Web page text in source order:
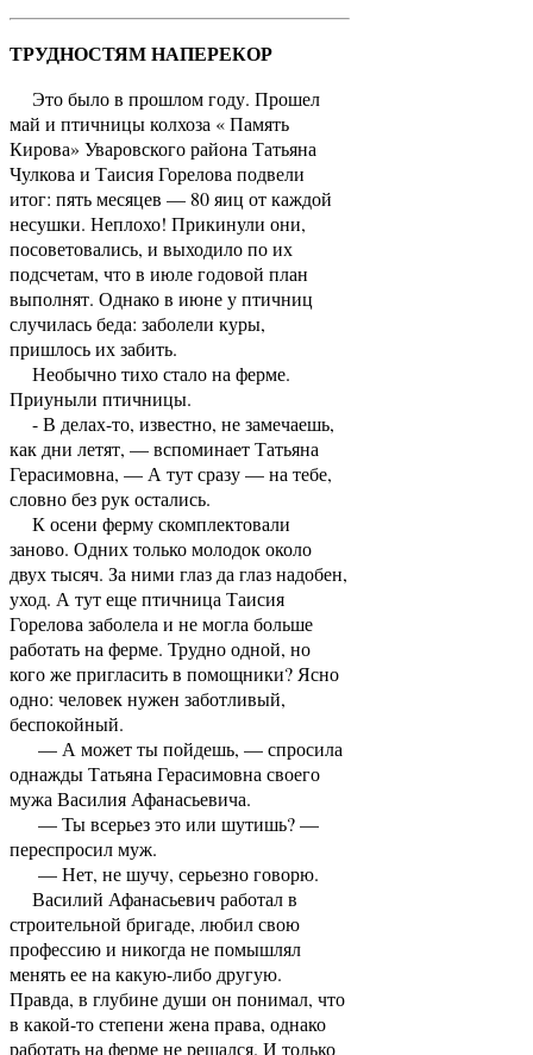
ТРУДНОСТЯМ НАПЕРЕКОР
Это было в прошлом году. Прошел
май и птичницы колхоза « Память
Кирова» Уваровского района Татьяна
Чулкова и Таисия Горелова подвели
итог: пять месяцев — 80 яиц от каждой
несушки. Неплохо! Прикинули они,
посоветовались, и выходило по их
подсчетам, что в июле годовой план
выполнят. Однако в июне у птичниц
случилась беда: заболели куры,
пришлось их забить.
Необычно тихо стало на ферме.
Приуныли птичницы.
- В делах-то, известно, не замечаешь,
как дни летят, — вспоминает Татьяна
Герасимовна, — А тут сразу — на тебе,
словно без рук остались.
К осени ферму скомплектовали
заново. Одних только молодок около
двух тысяч. За ними глаз да глаз надобен,
уход. А тут еще птичница Таисия
Горелова заболела и не могла больше
работать на ферме. Трудно одной, но
кого же пригласить в помощники? Ясно
одно: человек нужен заботливый,
беспокойный.
— А может ты пойдешь, — спросила
однажды Татьяна Герасимовна своего
мужа Василия Афанасьевича.
— Ты всерьез это или шутишь? —
переспросил муж.
— Нет, не шучу, серьезно говорю.
Василий Афанасьевич работал в
строительной бригаде, любил свою
профессию и никогда не помышлял
менять ее на какую-либо другую.
Правда, в глубине души он понимал, что
в какой-то степени жена права, однако
работать на ферме не решался. И только